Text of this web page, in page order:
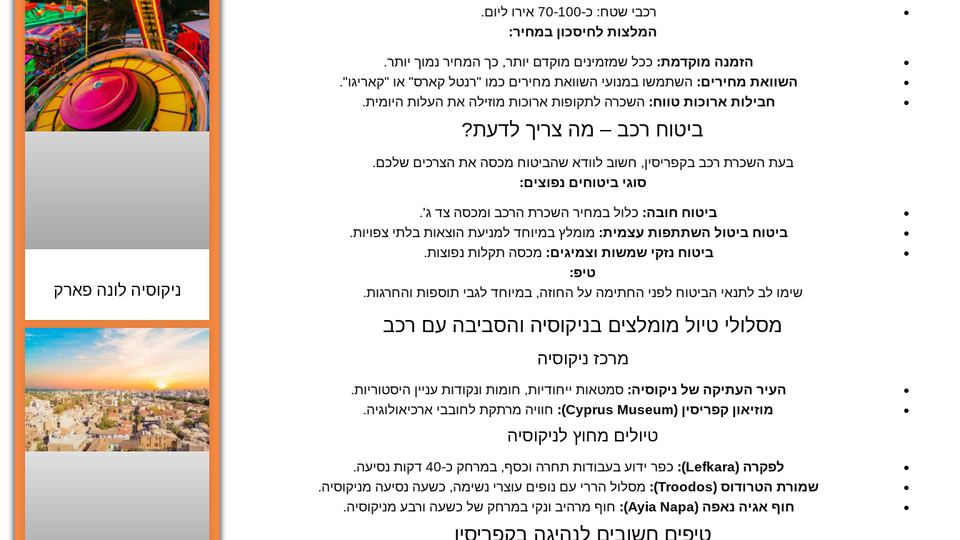
רכבי שטח: כ-70-100 אירו ליום.
המלצות לחיסכון במחיר:
הזמנה מוקדמת: ככל שמזמינים מוקדם יותר, כך המחיר נמוך יותר.
השוואת מחירים: השתמשו במנועי השוואת מחירים כמו "רנטל קארס" או "קאריגו".
חבילות ארוכות טווח: השכרה לתקופות ארוכות מוזילה את העלות היומית.
ביטוח רכב – מה צריך לדעת?
בעת השכרת רכב בקפריסין, חשוב לוודא שהביטוח מכסה את הצרכים שלכם.
סוגי ביטוחים נפוצים:
ביטוח חובה: כלול במחיר השכרת הרכב ומכסה צד ג'.
ביטוח ביטול השתתפות עצמית: מומלץ במיוחד למניעת הוצאות בלתי צפויות.
ביטוח נזקי שמשות וצמיגים: מכסה תקלות נפוצות.
טיפ:
שימו לב לתנאי הביטוח לפני החתימה על החוזה, במיוחד לגבי תוספות והחרגות.
מסלולי טיול מומלצים בניקוסיה והסביבה עם רכב
מרכז ניקוסיה
העיר העתיקה של ניקוסיה: סמטאות ייחודיות, חומות ונקודות עניין היסטוריות.
מוזיאון קפריסין (Cyprus Museum):
חוויה מרתקת לחובבי ארכיאולוגיה.
טיולים מחוץ לניקוסיה
לפקרה (Lefkara):
כפר ידוע בעבודות תחרה וכסף, במרחק כ-40 דקות נסיעה.
שמורת הטרודוס (Troodos):
מסלול הררי עם נופים עוצרי נשימה, כשעה נסיעה מניקוסיה.
חוף אגיה נאפה (Ayia Napa):
חוף מרהיב ונקי במרחק של כשעה ורבע מניקוסיה.
טיפים חשובים לנהיגה בקפריסין
ניקוסיה לונה פארק